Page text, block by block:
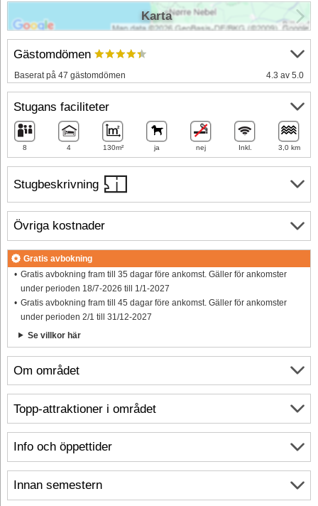
Stugbeskrivning
Om området
Info och öppettider
Innan semestern
Gästomdömen
Baserat på 47 gästomdömen 4.3 av 5.0
Stugans faciliteter
8 4 130m² ja nej Inkl. 3,0 km
Övriga kostnader
Gratis avbokning
Gratis avbokning fram till 35 dagar före ankomst. Gäller för ankomster
under perioden 18/7-2026 till 1/1-2027
Gratis avbokning fram till 45 dagar före ankomst. Gäller för ankomster
under perioden 2/1 till 31/12-2027
Se villkor här
Karta
Topp-attraktioner i området